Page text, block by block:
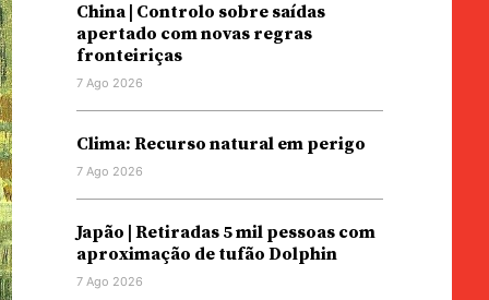
China | Controlo sobre saídas
apertado com novas regras
fronteiriças
7 Ago 2026
Clima: Recurso natural em perigo
7 Ago 2026
Japão | Retiradas 5 mil pessoas com
aproximação de tufão Dolphin
7 Ago 2026